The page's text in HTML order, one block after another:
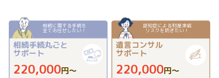
相続に関する手続を
全てお任せしたい！
相続手続丸ごと
サポート
220,000円〜
認知症による財産凍結
リスクを防ぎたい！
遺言コンサル
サポート
220,000円〜